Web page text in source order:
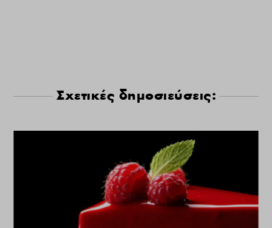
Σχετικές δημοσιεύσεις: